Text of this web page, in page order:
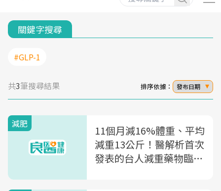
關鍵字搜尋
#GLP-1
共3筆搜尋結果 排序依據： 發布日期
減肥
11個月減16%體重、平均
減重13公斤！醫解析首次
發表的台人減重藥物臨床